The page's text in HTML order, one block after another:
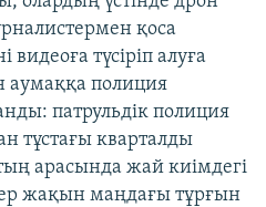
қоса
түсіріп алуға
аумаққа полиция
патрульдік полиция
тұстағы кварталды
арасында жай киімдегі
жақын маңдағы тұрғын